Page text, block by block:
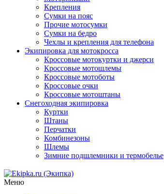
Крепления
Сумки на пояс
Прочие мотосумки
Сумки на бедро
Чехлы и крепления для телефона
Экипировка для мотокросса
Кроссовые мотокуртки и джерси
Кроссовые мотошлемы
Кроссовые мотоботы
Кроссовые очки
Кроссовые мотоштаны
Снегоходная экипировка
Куртки
Штаны
Перчатки
Комбинезоны
Шлемы
Зимние подшлемники и термобелье
Меню